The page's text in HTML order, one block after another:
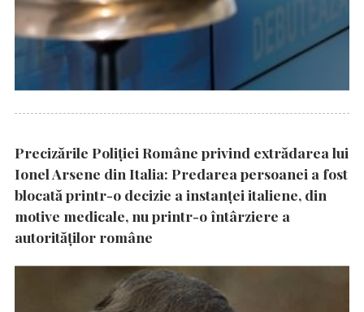
Precizările Poliţiei Române privind extrădarea lui
Ionel Arsene din Italia: Predarea persoanei a fost
blocată printr-o decizie a instanţei italiene, din
motive medicale, nu printr-o întârziere a
autorităţilor române